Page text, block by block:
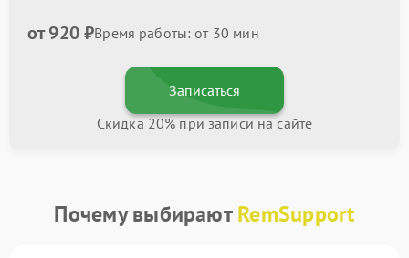
от 920 ₽Время работы: от 30 мин
Записаться
Скидка 20% при записи на сайте
Почему выбираютRemSupport